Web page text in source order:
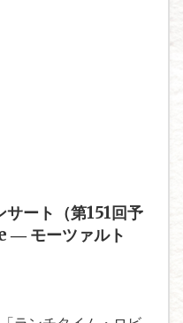
サート（第151回予
モーツァルト